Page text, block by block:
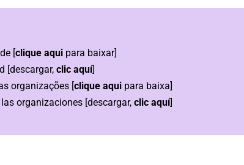
[clique aqui para baixar]
[descargar, clic aquí]
organizações [clique aqui para baixa]
organizaciones [descargar, clic aquí]